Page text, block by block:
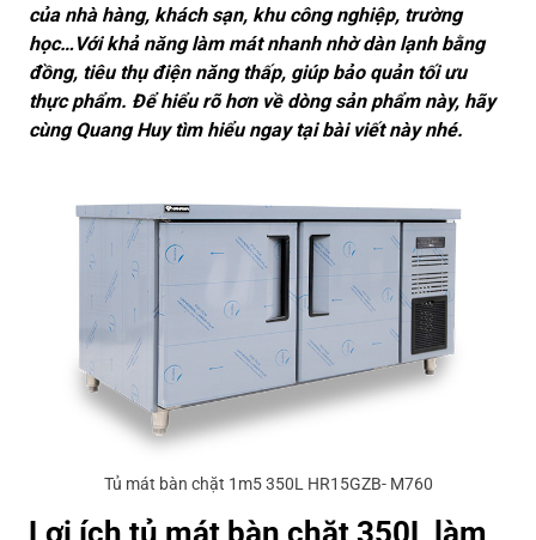
của nhà hàng, khách sạn, khu công nghiệp, trường
học…Với khả năng làm mát nhanh nhờ dàn lạnh bằng
đồng, tiêu thụ điện năng thấp, giúp bảo quản tối ưu
thực phẩm. Để hiểu rõ hơn về dòng sản phẩm này, hãy
cùng Quang Huy tìm hiểu ngay tại bài viết này nhé.
Tủ mát bàn chặt 1m5 350L HR15GZB- M760